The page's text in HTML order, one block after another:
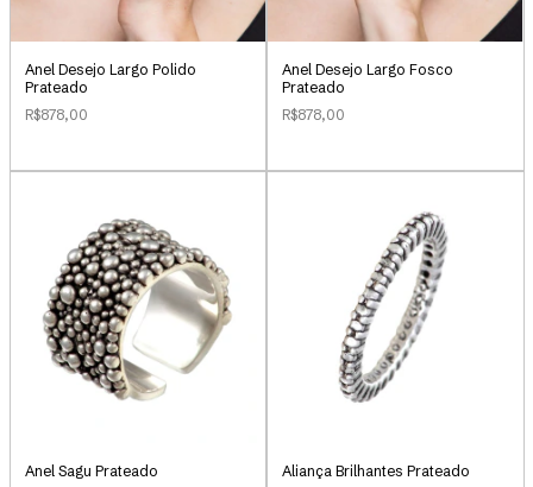
Anel Desejo Largo Polido
Prateado
R$878,00
Anel Desejo Largo Fosco
Prateado
R$878,00
Anel Sagu Prateado
Aliança Brilhantes Prateado